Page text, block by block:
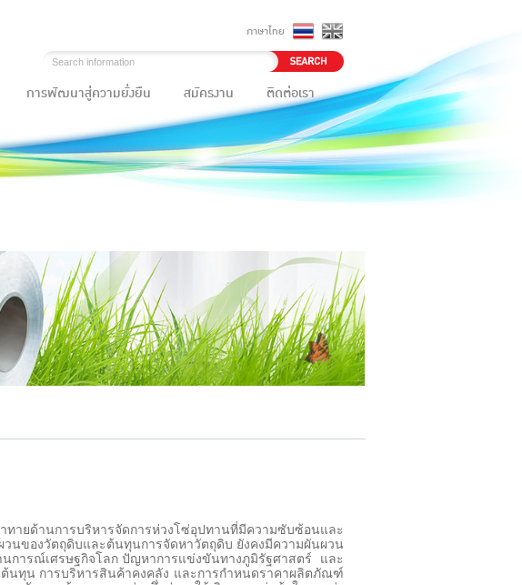
ภาษาไทย
การพัฒนาสู่ความยั่งยืน สมัครงาน ติดต่อเรา
ยด้านการบริหารจัดการห่วงโซ่อุปทานที่มีความซับซ้อนและ
วนของวัตถุดิบและต้นทุนการจัดหาวัตถุดิบ ยังคงมีความผันผวน
การณ์เศรษฐกิจโลก ปัญหาการแข่งขันทางภูมิรัฐศาสตร์ และ
ต้นทุน การบริหารสินค้าคงคลัง และการกำหนดราคาผลิตภัณฑ์